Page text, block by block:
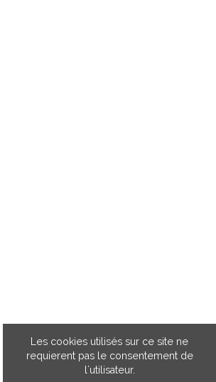
Les cookies utilisés sur ce site ne
requierent pas le consentement de
l'utilisateur.